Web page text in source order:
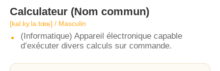
Calculateur (Nom commun)
[kal.ky.la.tœʁ] / Masculin
(Informatique) Appareil électronique capable
d’exécuter divers calculs sur commande.